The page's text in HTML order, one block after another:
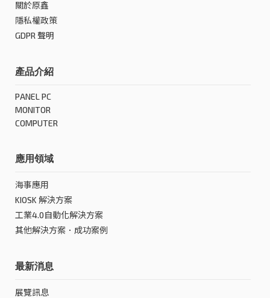
關於原鑫
隱私權政策
GDPR 聲明
產品介紹
PANEL PC
MONITOR
COMPUTER
應用領域
海事應用
KIOSK 解決方案
工業4.0自動化解決方案
其他解決方案．成功案例
最新消息
展覽訊息